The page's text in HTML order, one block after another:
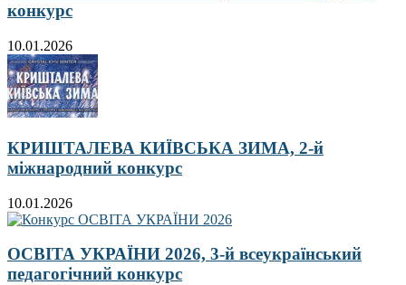
конкурс
10.01.2026
КРИШТАЛЕВА КИЇВСЬКА ЗИМА, 2-й
міжнародний конкурс
10.01.2026
ОСВІТА УКРАЇНИ 2026, 3-й всеукраїнський
педагогічний конкурс